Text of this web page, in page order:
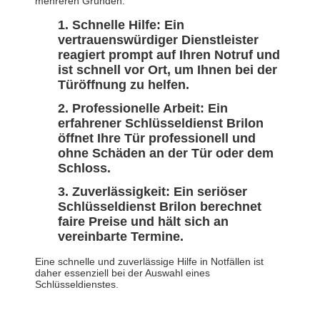
Schnelle Hilfe: Ein
vertrauenswürdiger Dienstleister
reagiert prompt auf Ihren Notruf und
ist schnell vor Ort, um Ihnen bei der
Türöffnung zu helfen.
Professionelle Arbeit: Ein
erfahrener Schlüsseldienst Brilon
öffnet Ihre Tür professionell und
ohne Schäden an der Tür oder dem
Schloss.
Zuverlässigkeit: Ein seriöser
Schlüsseldienst Brilon berechnet
faire Preise und hält sich an
vereinbarte Termine.
Eine schnelle und zuverlässige Hilfe in Notfällen ist
daher essenziell bei der Auswahl eines
Schlüsseldienstes.